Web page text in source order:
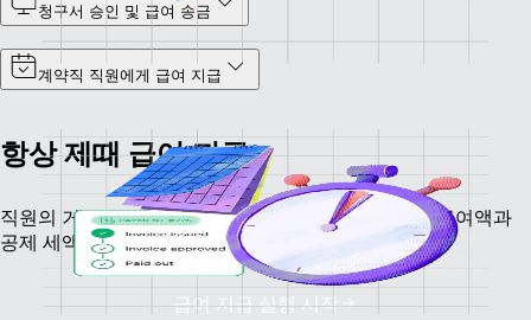
청구서 승인 및 급여 송금
계약직 직원에게 급여 지급
항상 제때 급여 지급
직원의 거주 위치에 상관없이 급여 지급을 실행하고, 급여액과
공제 세액을 계산하세요.
급여 지급 실행 시작